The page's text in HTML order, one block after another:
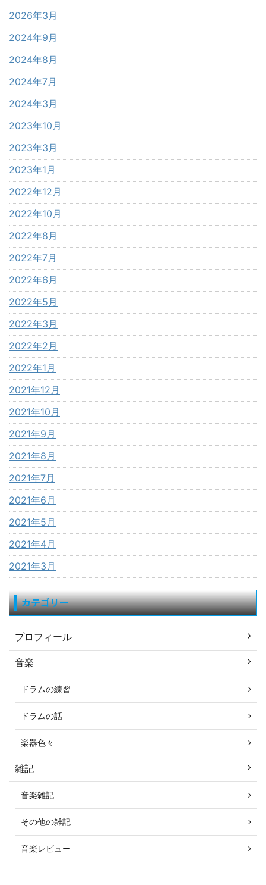
2026年3月
2024年9月
2024年8月
2024年7月
2024年3月
2023年10月
2023年3月
2023年1月
2022年12月
2022年10月
2022年8月
2022年7月
2022年6月
2022年5月
2022年3月
2022年2月
2022年1月
2021年12月
2021年10月
2021年9月
2021年8月
2021年7月
2021年6月
2021年5月
2021年4月
2021年3月
カテゴリー
プロフィール
音楽
ドラムの練習
ドラムの話
楽器色々
雑記
音楽雑記
その他の雑記
音楽レビュー